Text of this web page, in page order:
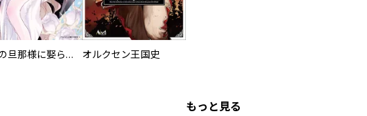
人外の旦那様に娶られ毎晩ナカまで愛される…。アンソロジー オルクセン王国史
もっと見る